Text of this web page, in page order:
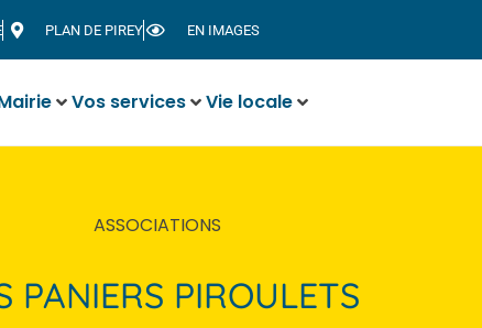
PLAN DE PIREY EN IMAGES
Vos services Vie locale
ASSOCIATIONS
PANIERS PIROULETS